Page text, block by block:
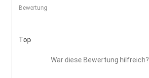
Bewertung
Top
War diese Bewertung hilfreich?